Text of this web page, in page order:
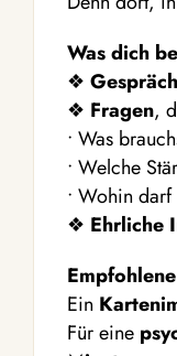
Was dich
❖
❖ Fragen,
• Was
• Welche
• Wohin
❖ Ehrliche
Ein
Für eine